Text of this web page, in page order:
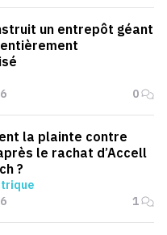
un entrepôt géant
0
la plainte contre
le rachat d’Accell
?
1